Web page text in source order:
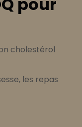
cholestérol
les repas